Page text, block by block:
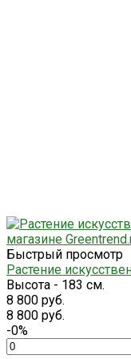
Быстрый просмотр
Растение
Высота - 183 см.
8 800 руб.
8 800 руб.
-0%